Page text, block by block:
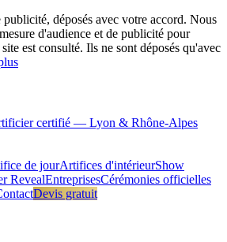
déposés avec votre accord. Nous
d'audience et de publicité pour
est consulté. Ils ne sont déposés qu'avec
certifié — Lyon & Rhône-Alpes
de jourArtifices d'intérieurShow
RevealEntreprisesCérémonies officielles
Devis gratuit